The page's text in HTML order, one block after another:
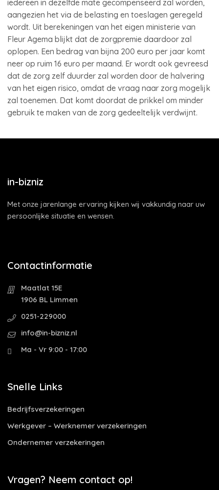
iedereen in dezelfde mate gecompenseerd zal worden,
aangezien het via de belasting en toeslagen geregeld
wordt. Uit berekeningen van het eigen ministerie van
Fleur Agema blijkt dat de zorgpremie daardoor zal
oplopen. Een bedrag van bijna 200 euro per jaar komt
neer op ruim 16 euro per maand. Er wordt ook gevreesd
dat de zorg zelf duurder zal worden door de halvering
van het eigen risico, omdat de vraag naar zorg mogelijk
zal toenemen. Dat komt doordat de prikkel om minder
gebruik te maken van de zorg gedeeltelijk verdwijnt.
in-bizniz
Met onze jarenlange ervaring kijken wij vakkundig naar uw
persoonlijke situatie en wensen.
Contactinformatie
Maatlat 15E
1906 BL Limmen
0251-229000
info@in-bizniz.nl
Ma - Vr 9:00 - 17:00
Snelle Links
Bedrijfsverzekeringen
Werkgever – Werknemer verzekeringen
Ondernemer verzekeringen
Vragen? Neem contact op!